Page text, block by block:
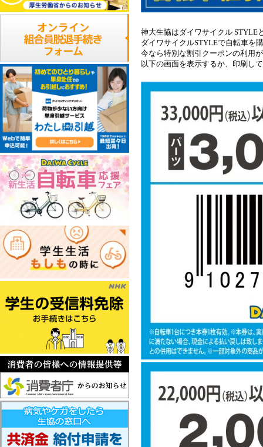
神大生協はダイワサイクル STYLE
ダイワサイクルSTYLEで自転車を
今なら特別な割引クーポンの利用
以下の画面を表示するか、印刷し